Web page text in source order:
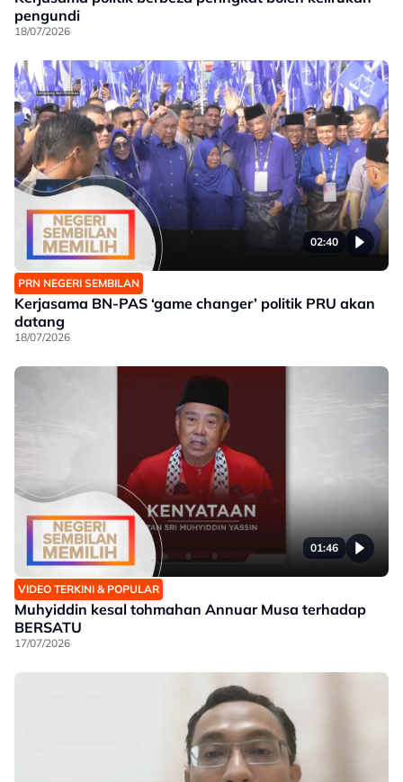
pengundi
18/07/2026
02:40
PRN NEGERI SEMBILAN
Kerjasama BN-PAS ‘game changer’ politik PRU akan
datang
18/07/2026
01:46
VIDEO TERKINI & POPULAR
Muhyiddin kesal tohmahan Annuar Musa terhadap
BERSATU
17/07/2026